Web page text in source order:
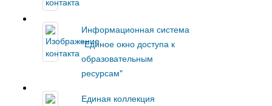
Информационная система
"Единое окно доступа к
образовательным
ресурсам"
Единая коллекция